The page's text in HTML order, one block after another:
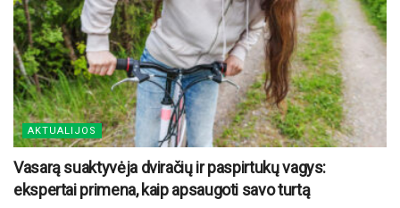
AKTUALIJOS
Vasarą suaktyvėja dviračių ir paspirtukų vagys:
ekspertai primena, kaip apsaugoti savo turtą